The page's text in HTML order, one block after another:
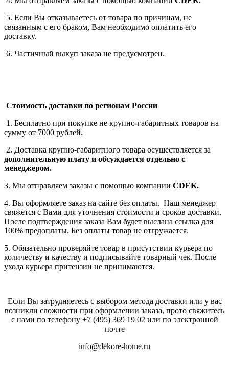
5. Если Вы отказываетесь от товара по причинам, не
связанным с его браком, Вам необходимо оплатить его
доставку.
6. Частичный выкуп заказа не предусмотрен.
Стоимость доставки по регионам России
1. Бесплатно при покупке не крупно-габаритных товаров на
сумму от 7000 рублей.
2. Доставка крупно-габаритного товара осуществляется за
дополнительную плату и обсуждается отдельно с
менеджером.
3. Мы отправляем заказы с помощью компании СDEK.
4. Вы оформляете заказ на сайте без оплаты. Наш менеджер
свяжется с Вами для уточнения стоимости и сроков доставки.
После подтверждения заказа Вам будет выслана ссылка для
100% предоплаты. Без оплаты товар не отгружается.
5. Обязательно проверяйте товар в присутствии курьера по
количеству и качеству и подписывайте товарный чек. После
ухода курьера притензии не принимаются.
Если Вы затрудняетесь с выбором метода доставки или у вас
возникли сложности при оформлении заказа, прото свяжитесь
с нами по телефону +7 (495) 369 19 02 или по электронной
почте
info@dekore-home.ru